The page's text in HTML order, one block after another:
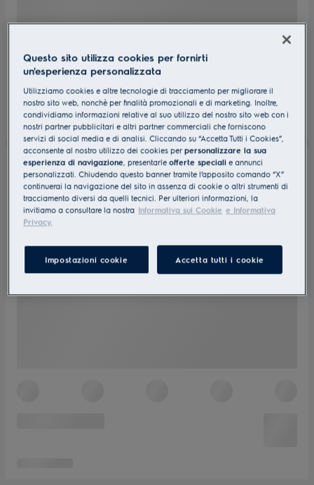
Questo sito utilizza cookies per fornirti
un'esperienza personalizzata
Utilizziamo cookies e altre tecnologie di tracciamento per migliorare il
nostro sito web, nonchè per finalità promozionali e di marketing. Inoltre,
condividiamo informazioni relative al suo utilizzo del nostro sito web con i
nostri partner pubblicitari e altri partner commerciali che forniscono
servizi di social media e di analisi. Cliccando su “Accetta Tutti i Cookies”,
acconsente al nostro utilizzo dei cookies perpersonalizzare la sua
esperienza di navigazione, presentarleofferte speciali e annunci
personalizzati. Chiudendo questo banner tramite l’apposito comando “X”
continuerai la navigazione del sito in assenza di cookie o altri strumenti di
tracciamento diversi da quelli tecnici. Per ulteriori informazioni, la
invitiamo a consultare la nostra Informativa sui Cookie e Informativa
Privacy.
Impostazioni cookie Accetta tutti i cookie